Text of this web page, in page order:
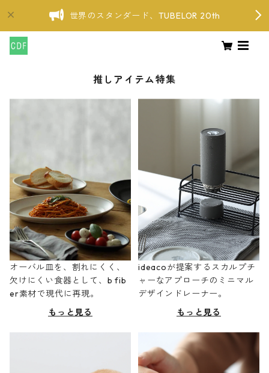
世界のスタンダード、TUBELOR 20th
推しアイテム特集
オーバル皿を、割れにくく、
欠けにくい食器として、b fib
er素材で現代に再現。
もっと見る
ideacoが提案するスカルプチ
ャーなアプローチのミニマル
デザインドレーナー。
もっと見る